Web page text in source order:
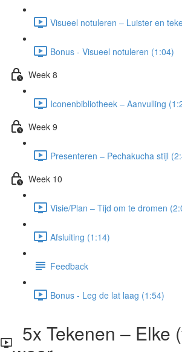
Visueel notuleren – Luister en
Bonus - Visueel notuleren (1:04)
Week 8
Iconenbibliotheek – Aanvulling
Week 9
Presenteren – Pechakucha stijl
Week 10
Visie/Plan – Tijd om te dromen
Afsluiting (1:14)
Feedback
Bonus - Leg de lat laag (1:54)
5x Tekenen – Elke